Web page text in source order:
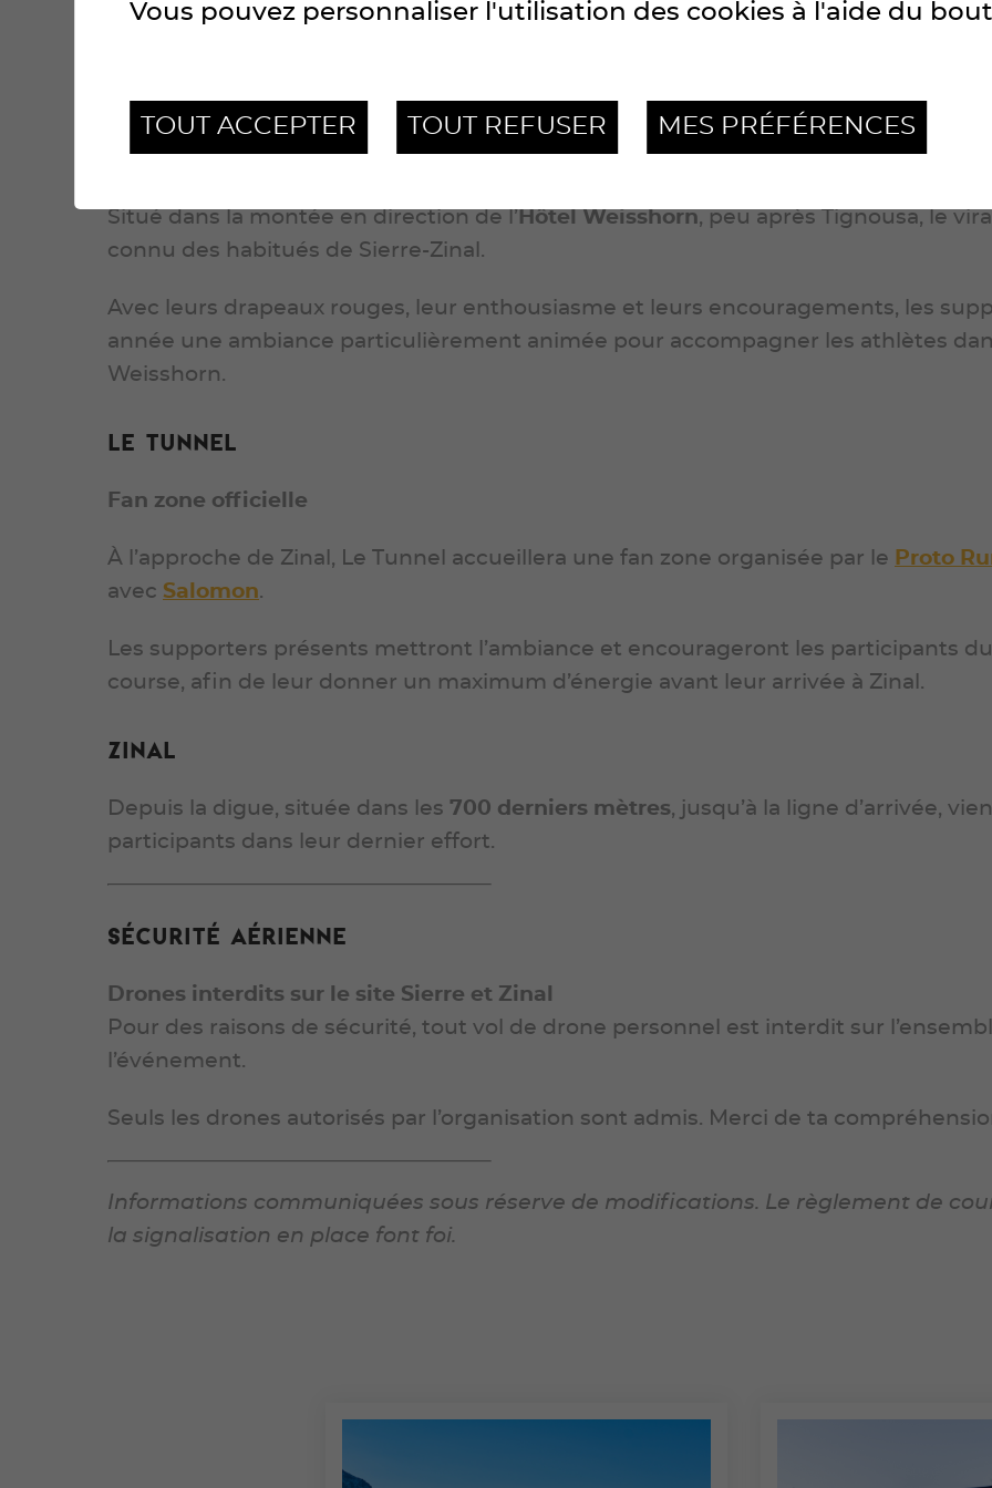
Le virage des Gruyériens
Fan zone officielle
Situé dans la montée en direction de l’ Hôtel Weisshorn, peu après Tignousa, le
connu des habitués de Sierre-Zinal.
Avec leurs drapeaux rouges, leur enthousiasme et leurs encouragements, les
année une ambiance particulièrement animée pour accompagner les athlètes
Weisshorn.
Le Tunnel
Fan zone officielle
À l’approche de Zinal, Le Tunnel accueillera une fan zone organisée par le Proto
avec Salomon.
Les supporters présents mettront l’ambiance et encourageront les participants
course, afin de leur donner un maximum d’énergie avant leur arrivée à Zinal.
Zinal
Depuis la digue, située dans les 700 derniers mètres, jusqu’à la ligne d’arrivée,
participants dans leur dernier effort.
Sécurité aérienne
Drones interdits sur le site Sierre et Zinal
Pour des raisons de sécurité, tout vol de drone personnel est interdit sur
l’événement.
Seuls les drones autorisés par l’organisation sont admis. Merci de ta
Informations communiquées sous réserve de modifications. Le règlement de
la signalisation en place font foi.
Vous pouvez personnaliser l'utilisation des cookies à l'aide du
TOUT ACCEPTER TOUT REFUSER MES PRÉFÉRENCES